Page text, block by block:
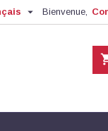
Bienvenue,
